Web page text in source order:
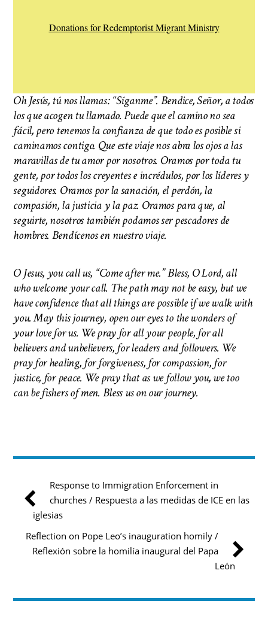
Donations for Redemptorist Migrant Ministry
Oh Jesús, tú nos llamas: “Síganme”. Bendice, Señor, a todos
los que acogen tu llamado. Puede que el camino no sea
fácil, pero tenemos la confianza de que todo es posible si
caminamos contigo. Que este viaje nos abra los ojos a las
maravillas de tu amor por nosotros. Oramos por toda tu
gente, por todos los creyentes e incrédulos, por los líderes y
seguidores. Oramos por la sanación, el perdón, la
compasión, la justicia y la paz. Oramos para que, al
seguirte, nosotros también podamos ser pescadores de
hombres. Bendícenos en nuestro viaje.
O Jesus, you call us, “Come after me.” Bless, O Lord, all
who welcome your call. The path may not be easy, but we
have confidence that all things are possible if we walk with
you. May this journey, open our eyes to the wonders of
your love for us. We pray for all your people, for all
believers and unbelievers, for leaders and followers. We
pray for healing, for forgiveness, for compassion, for
justice, for peace. We pray that as we follow you, we too
can be fishers of men. Bless us on our journey.
Response to Immigration Enforcement in
churches / Respuesta a las medidas de ICE en las
iglesias
Reflection on Pope Leo’s inauguration homily /
Reflexión sobre la homilía inaugural del Papa
León